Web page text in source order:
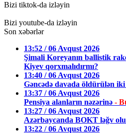
Bizi tiktok-da izləyin
Bizi youtube-da izləyin
Son xəbərlər
13:52 / 06 Avqust 2026
Şimali Koreyanın ballistik
Kiyev qorxmalıdırmı?
13:40 / 06 Avqust 2026
Gəncədə davada öldürülən iki
13:37 / 06 Avqust 2026
Pensiya alanların nəzərinə -
13:27 / 06 Avqust 2026
Azərbaycanda BOKT ləğv
13:22 / 06 Avqust 2026